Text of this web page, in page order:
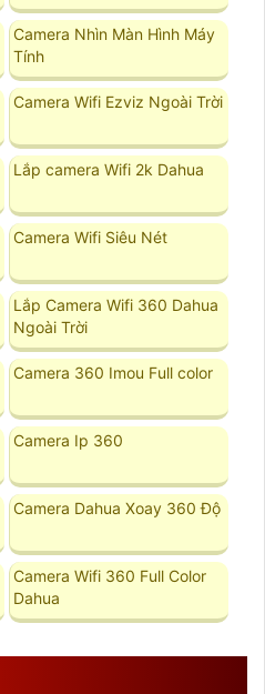
Camera Nhìn Màn Hình Máy
Tính
Camera Wifi Ezviz Ngoài Trời
Lắp camera Wifi 2k Dahua
Camera Wifi Siêu Nét
Lắp Camera Wifi 360 Dahua
Ngoài Trời
Camera 360 Imou Full color
Camera Ip 360
Camera Dahua Xoay 360 Độ
Camera Wifi 360 Full Color
Dahua